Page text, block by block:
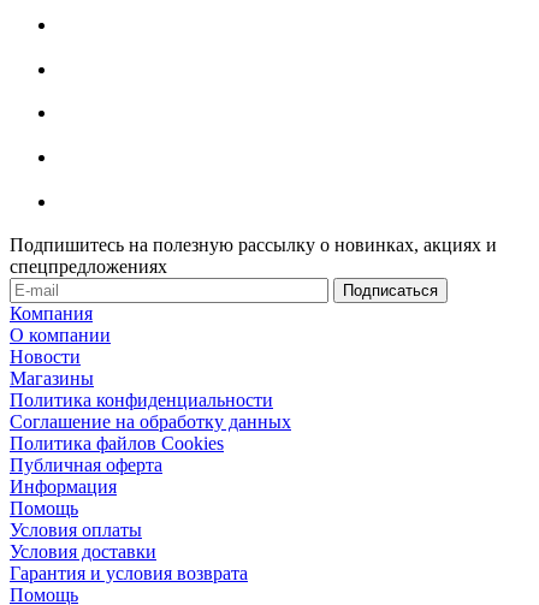
Подпишитесь на полезную рассылку о новинках, акциях и
спецпредложениях
Компания
О компании
Новости
Магазины
Политика конфиденциальности
Соглашение на обработку данных
Политика файлов Cookies
Публичная оферта
Информация
Помощь
Условия оплаты
Условия доставки
Гарантия и условия возврата
Помощь